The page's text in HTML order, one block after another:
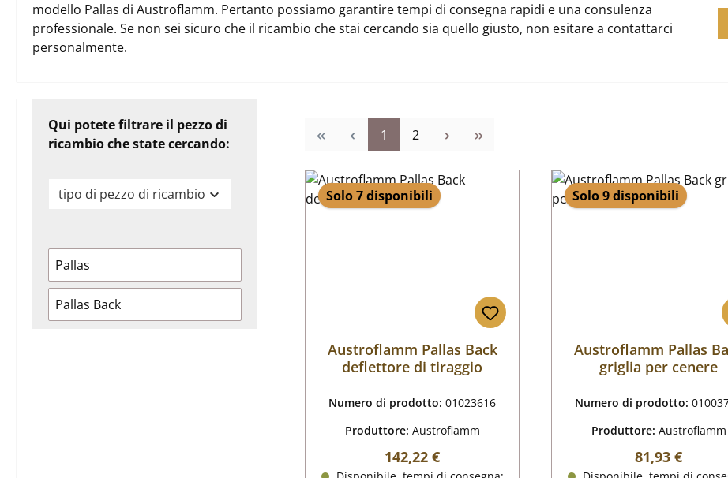
modello Pallas di Austroflamm. Pertanto possiamo garantire tempi di consegna rapidi e una consulenza
professionale. Se non sei sicuro che il ricambio che stai cercando sia quello giusto, non esitare a contattarci
personalmente.
Qui potete filtrare il pezzo di
ricambio che state cercando:
tipo di pezzo di ricambio
Pallas
Pallas Back
Pagina
1 Pagina
2
Solo 7 disponibili
Austroflamm Pallas Back
deflettore di tiraggio
Numero di prodotto:01023616
Produttore: Austroflamm
Prezzo normale:
142,22 €
Solo 9 disponibili
Austroflamm Pallas
griglia per cenere
Numero di prodotto:
Produttore: Austroflamm
Prezzo
81,93 €